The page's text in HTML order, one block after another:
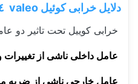
دلایل خرابی کوئیل valeo ٢٤٥١٠٤
خرابی کوییل تحت تاثیر دو
عامل داخلی ناشی از تغییرات
عامل خارجی ناشی از ضربه